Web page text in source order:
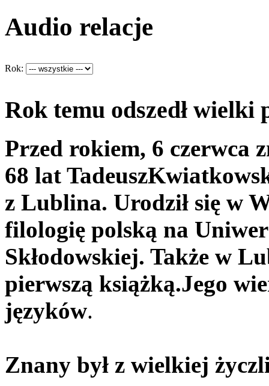
Audio relacje
Rok:
Rok temu odszedł wielki
Przed rokiem, 6 czerwca
68 lat
z Lublina. Urodził się w
filologię polską na
Skłodowskiej. Także w
pierwszą książką.Jego
języków.
Znany był z wielkiej